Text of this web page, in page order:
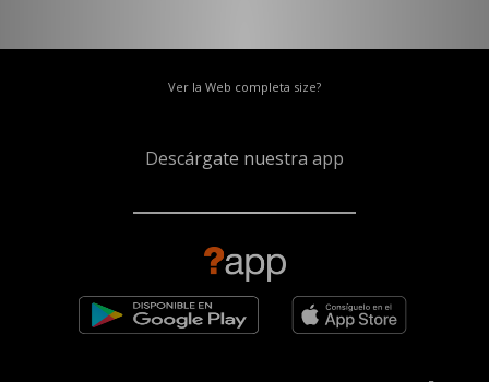
Ver la Web completa size?
Descárgate nuestra app